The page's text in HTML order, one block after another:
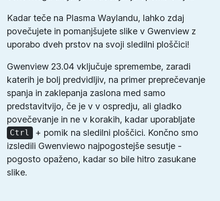
Kadar teče na Plasma Waylandu, lahko zdaj
povečujete in pomanjšujete slike v Gwenview z
uporabo dveh prstov na svoji sledilni ploščici!
Gwenview 23.04 vključuje spremembe, zaradi
katerih je bolj predvidljiv, na primer preprečevanje
spanja in zaklepanja zaslona med samo
predstavitvijo, če je v v ospredju, ali gladko
povečevanje in ne v korakih, kadar uporabljate
Ctrl
+ pomik na sledilni ploščici. Končno smo
izsledili Gwenviewo najpogostejše sesutje -
pogosto opaženo, kadar so bile hitro zasukane
slike.